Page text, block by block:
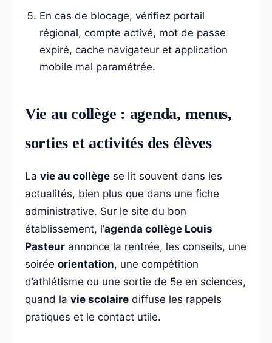
En cas de blocage, vérifiez portail
régional, compte activé, mot de passe
expiré, cache navigateur et application
mobile mal paramétrée.
Vie au collège : agenda, menus,
sorties et activités des élèves
La vie au collège se lit souvent dans les
actualités, bien plus que dans une fiche
administrative. Sur le site du bon
établissement, l’agenda collège Louis
Pasteur annonce la rentrée, les conseils, une
soirée orientation, une compétition
d’athlétisme ou une sortie de 5e en sciences,
quand la vie scolaire diffuse les rappels
pratiques et le contact utile.